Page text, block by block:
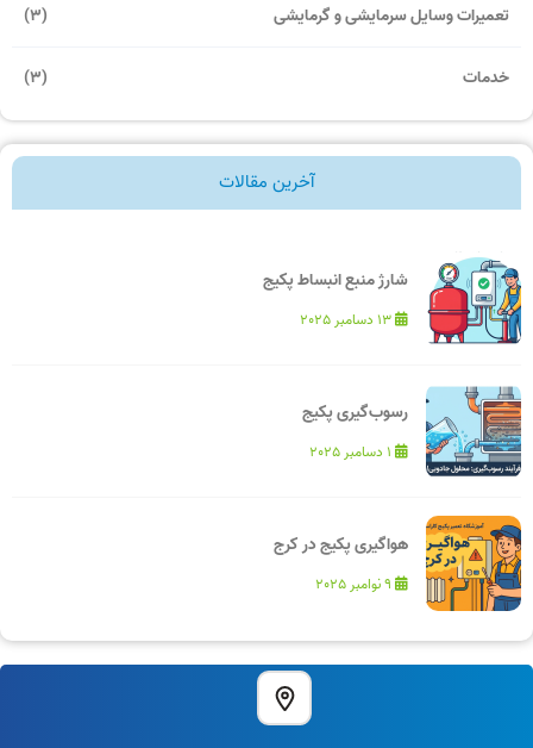
تعمیرات وسایل سرمایشی و گرمایشی (3)
خدمات (3)
آخرین مقالات
شارژ منبع انبساط پکیج
رسوب‌گیری پکیج
هواگیری پکیج در کرج